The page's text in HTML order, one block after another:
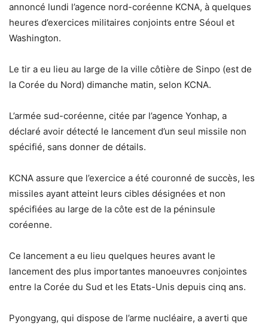
annoncé lundi l’agence nord-coréenne KCNA, à quelques
heures d’exercices militaires conjoints entre Séoul et
Washington.
Le tir a eu lieu au large de la ville côtière de Sinpo (est de
la Corée du Nord) dimanche matin, selon KCNA.
L’armée sud-coréenne, citée par l’agence Yonhap, a
déclaré avoir détecté le lancement d’un seul missile non
spécifié, sans donner de détails.
KCNA assure que l’exercice a été couronné de succès, les
missiles ayant atteint leurs cibles désignées et non
spécifiées au large de la côte est de la péninsule
coréenne.
Ce lancement a eu lieu quelques heures avant le
lancement des plus importantes manoeuvres conjointes
entre la Corée du Sud et les Etats-Unis depuis cinq ans.
Pyongyang, qui dispose de l’arme nucléaire, a averti que